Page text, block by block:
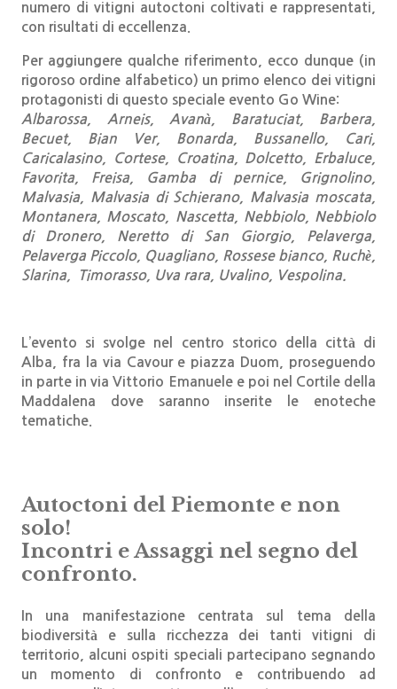
numero di vitigni autoctoni coltivati e rappresentati,
con risultati di eccellenza.
Per aggiungere qualche riferimento, ecco dunque (in
rigoroso ordine alfabetico) un primo elenco dei vitigni
protagonisti di questo speciale evento Go Wine:
Albarossa, Arneis, Avanà, Baratuciat, Barbera,
Becuet, Bian Ver, Bonarda, Bussanello, Cari,
Caricalasino, Cortese, Croatina, Dolcetto, Erbaluce,
Favorita, Freisa, Gamba di pernice, Grignolino,
Malvasia, Malvasia di Schierano, Malvasia moscata,
Montanera, Moscato, Nascetta, Nebbiolo, Nebbiolo
di Dronero, Neretto di San Giorgio, Pelaverga,
Pelaverga Piccolo, Quagliano, Rossese bianco, Ruchè,
Slarina,
Timorasso, Uva rara, Uvalino, Vespolina.
L’evento si svolge nel centro storico della città di
Alba, fra la via Cavour e piazza Duom, proseguendo
in parte in via Vittorio Emanuele e poi nel Cortile della
Maddalena dove saranno inserite le enoteche
tematiche.
Autoctoni del Piemonte e non
solo!
Incontri e Assaggi nel segno del
confronto.
In una manifestazione centrata sul tema della
biodiversità e sulla ricchezza dei tanti vitigni di
territorio, alcuni ospiti speciali partecipano segnando
un momento di confronto e contribuendo ad